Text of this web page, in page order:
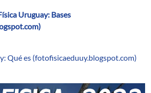
Uruguay: Bases
Qué es (fotofisicaeduuy.blogspot.com)